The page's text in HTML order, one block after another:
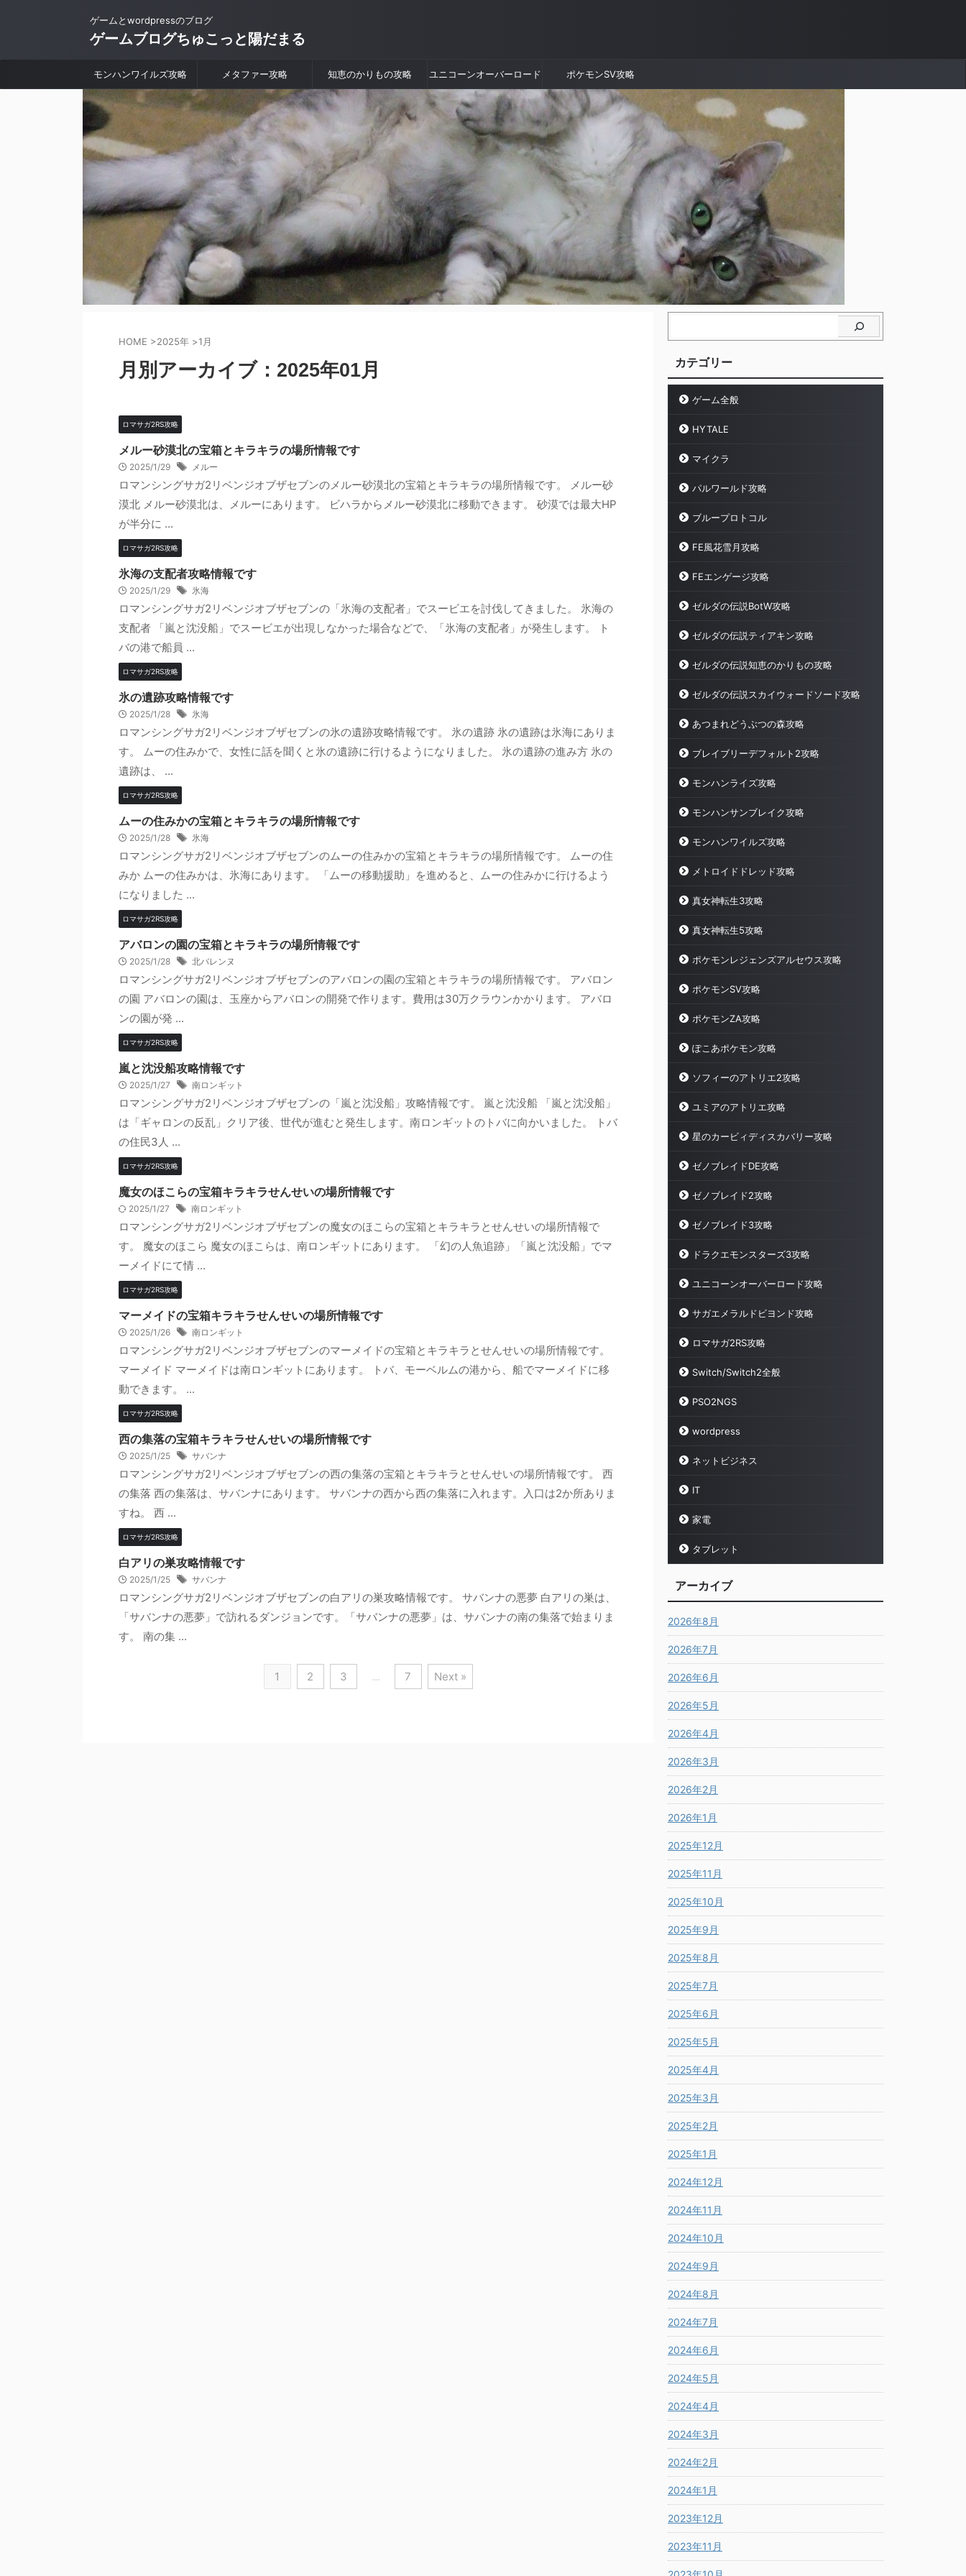
ゲームとwordpressのブログ
ゲームブログちゅこっと陽だまる
モンハンワイルズ攻略 メタファー攻略 知恵のかりもの攻略 ユニコーンオーバーロード ポケモンSV攻略
HOME >2025年 >1月
月別アーカイブ：2025年01月
ロマサガ2RS攻略
メルー砂漠北の宝箱とキラキラの場所情報です
2025/1/29 メルー
ロマンシングサガ2リベンジオブザセブンのメルー砂漠北の宝箱とキラキラの場所情報です。 メルー砂
漠北 メルー砂漠北は、メルーにあります。 ビハラからメルー砂漠北に移動できます。 砂漠では最大HP
が半分に ...
ロマサガ2RS攻略
氷海の支配者攻略情報です
2025/1/29 氷海
ロマンシングサガ2リベンジオブザセブンの「氷海の支配者」でスービエを討伐してきました。 氷海の
支配者 「嵐と沈没船」でスービエが出現しなかった場合などで、「氷海の支配者」が発生します。 ト
バの港で船員 ...
ロマサガ2RS攻略
氷の遺跡攻略情報です
2025/1/28 氷海
ロマンシングサガ2リベンジオブザセブンの氷の遺跡攻略情報です。 氷の遺跡 氷の遺跡は氷海にありま
す。 ムーの住みかで、女性に話を聞くと氷の遺跡に行けるようになりました。 氷の遺跡の進み方 氷の
遺跡は、 ...
ロマサガ2RS攻略
ムーの住みかの宝箱とキラキラの場所情報です
2025/1/28 氷海
ロマンシングサガ2リベンジオブザセブンのムーの住みかの宝箱とキラキラの場所情報です。 ムーの住
みか ムーの住みかは、氷海にあります。 「ムーの移動援助」を進めると、ムーの住みかに行けるよう
になりました ...
ロマサガ2RS攻略
アバロンの園の宝箱とキラキラの場所情報です
2025/1/28 北バレンヌ
ロマンシングサガ2リベンジオブザセブンのアバロンの園の宝箱とキラキラの場所情報です。 アバロン
の園 アバロンの園は、玉座からアバロンの開発で作ります。費用は30万クラウンかかります。 アバロ
ンの園が発 ...
ロマサガ2RS攻略
嵐と沈没船攻略情報です
2025/1/27 南ロンギット
ロマンシングサガ2リベンジオブザセブンの「嵐と沈没船」攻略情報です。 嵐と沈没船 「嵐と沈没船」
は「ギャロンの反乱」クリア後、世代が進むと発生します。南ロンギットのトバに向かいました。 トバ
の住民3人 ...
ロマサガ2RS攻略
魔女のほこらの宝箱キラキラせんせいの場所情報です
2025/1/27 南ロンギット
ロマンシングサガ2リベンジオブザセブンの魔女のほこらの宝箱とキラキラとせんせいの場所情報で
す。 魔女のほこら 魔女のほこらは、南ロンギットにあります。 「幻の人魚追跡」「嵐と沈没船」でマ
ーメイドにて情 ...
ロマサガ2RS攻略
マーメイドの宝箱キラキラせんせいの場所情報です
2025/1/26 南ロンギット
ロマンシングサガ2リベンジオブザセブンのマーメイドの宝箱とキラキラとせんせいの場所情報です。
マーメイド マーメイドは南ロンギットにあります。 トバ、モーベルムの港から、船でマーメイドに移
動できます。 ...
ロマサガ2RS攻略
西の集落の宝箱キラキラせんせいの場所情報です
2025/1/25 サバンナ
ロマンシングサガ2リベンジオブザセブンの西の集落の宝箱とキラキラとせんせいの場所情報です。 西
の集落 西の集落は、サバンナにあります。 サバンナの西から西の集落に入れます。入口は2か所ありま
すね。 西 ...
ロマサガ2RS攻略
白アリの巣攻略情報です
2025/1/25 サバンナ
ロマンシングサガ2リベンジオブザセブンの白アリの巣攻略情報です。 サバンナの悪夢 白アリの巣は、
「サバンナの悪夢」で訪れるダンジョンです。「サバンナの悪夢」は、サバンナの南の集落で始まりま
す。 南の集 ...
1 2 3 … 7 Next »
カテゴリー
ゲーム全般
HYTALE
マイクラ
パルワールド攻略
ブループロトコル
FE風花雪月攻略
FEエンゲージ攻略
ゼルダの伝説BotW攻略
ゼルダの伝説ティアキン攻略
ゼルダの伝説知恵のかりもの攻略
ゼルダの伝説スカイウォードソード攻略
あつまれどうぶつの森攻略
ブレイブリーデフォルト2攻略
モンハンライズ攻略
モンハンサンブレイク攻略
モンハンワイルズ攻略
メトロイドドレッド攻略
真女神転生3攻略
真女神転生5攻略
ポケモンレジェンズアルセウス攻略
ポケモンSV攻略
ポケモンZA攻略
ぽこあポケモン攻略
ソフィーのアトリエ2攻略
ユミアのアトリエ攻略
星のカービィディスカバリー攻略
ゼノブレイドDE攻略
ゼノブレイド2攻略
ゼノブレイド3攻略
ドラクエモンスターズ3攻略
ユニコーンオーバーロード攻略
サガエメラルドビヨンド攻略
ロマサガ2RS攻略
Switch/Switch2全般
PSO2NGS
wordpress
ネットビジネス
IT
家電
タブレット
アーカイブ
2026年8月
2026年7月
2026年6月
2026年5月
2026年4月
2026年3月
2026年2月
2026年1月
2025年12月
2025年11月
2025年10月
2025年9月
2025年8月
2025年7月
2025年6月
2025年5月
2025年4月
2025年3月
2025年2月
2025年1月
2024年12月
2024年11月
2024年10月
2024年9月
2024年8月
2024年7月
2024年6月
2024年5月
2024年4月
2024年3月
2024年2月
2024年1月
2023年12月
2023年11月